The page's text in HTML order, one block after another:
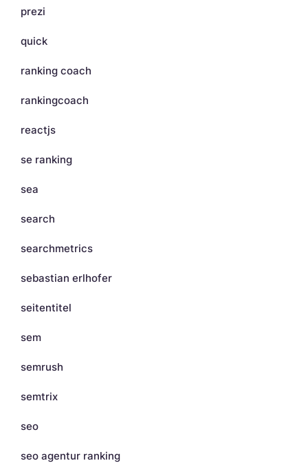
prezi
quick
ranking coach
rankingcoach
reactjs
se ranking
sea
search
searchmetrics
sebastian erlhofer
seitentitel
sem
semrush
semtrix
seo
seo agentur ranking